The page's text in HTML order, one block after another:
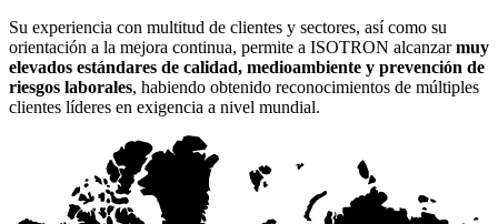
Su experiencia con multitud de clientes y sectores, así como su
orientación a la mejora continua, permite a ISOTRON alcanzarmuy
elevados estándares de calidad, medioambiente y prevención de
riesgos laborales, habiendo obtenido reconocimientos de múltiples
clientes líderes en exigencia a nivel mundial.